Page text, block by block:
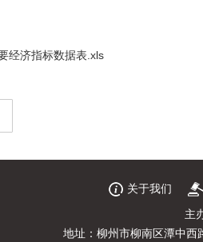
经济指标数据表.xls
关于我们
主
地址：柳州市柳南区潭中西